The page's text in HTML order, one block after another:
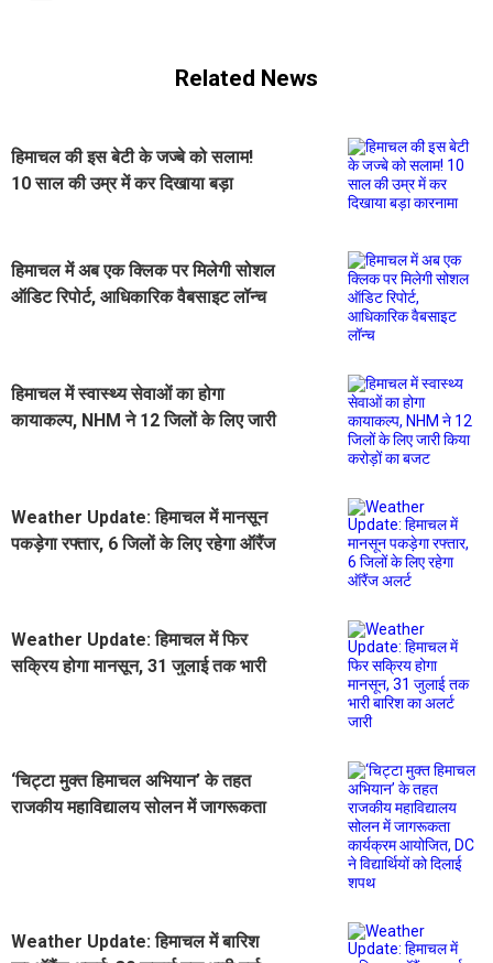
Related News
हिमाचल की इस बेटी के जज्बे को सलाम!
10 साल की उम्र में कर दिखाया बड़ा
हिमाचल में अब एक क्लिक पर मिलेगी सोशल
ऑडिट रिपोर्ट, आधिकारिक वैबसाइट लॉन्च
हिमाचल में स्वास्थ्य सेवाओं का होगा
कायाकल्प, NHM ने 12 जिलों के लिए जारी
Weather Update: हिमाचल में मानसून
पकड़ेगा रफ्तार, 6 जिलों के लिए रहेगा ऑरैंज
Weather Update: हिमाचल में फिर
सक्रिय होगा मानसून, 31 जुलाई तक भारी
‘चिट्टा मुक्त हिमाचल अभियान’ के तहत
राजकीय महाविद्यालय सोलन में जागरूकता
Weather Update: हिमाचल में बारिश